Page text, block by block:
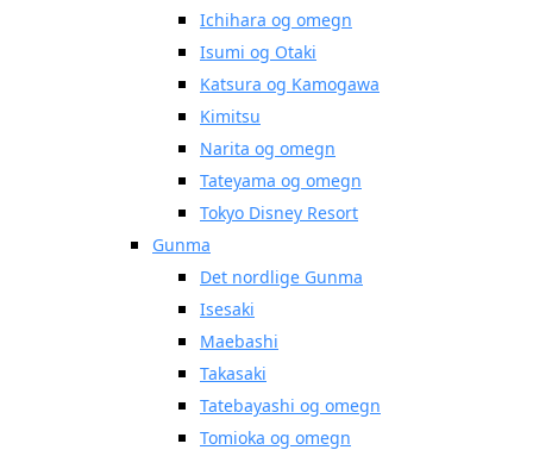
Ichihara og omegn
Isumi og Otaki
Katsura og Kamogawa
Kimitsu
Narita og omegn
Tateyama og omegn
Tokyo Disney Resort
Gunma
Det nordlige Gunma
Isesaki
Maebashi
Takasaki
Tatebayashi og omegn
Tomioka og omegn